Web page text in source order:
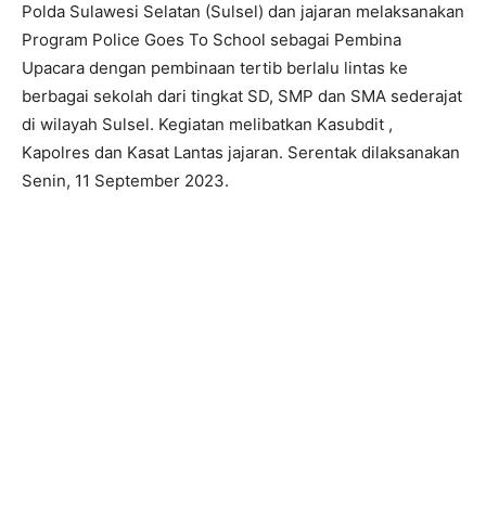
Polda Sulawesi Selatan (Sulsel) dan jajaran melaksanakan
Program Police Goes To School sebagai Pembina
Upacara dengan pembinaan tertib berlalu lintas ke
berbagai sekolah dari tingkat SD, SMP dan SMA sederajat
di wilayah Sulsel. Kegiatan melibatkan Kasubdit ,
Kapolres dan Kasat Lantas jajaran. Serentak dilaksanakan
Senin, 11 September 2023.